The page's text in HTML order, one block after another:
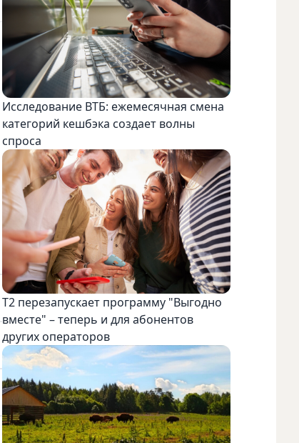
Исследование ВТБ: ежемесячная смена
категорий кешбэка создает волны
спроса
Т2 перезапускает программу "Выгодно
вместе" – теперь и для абонентов
других операторов